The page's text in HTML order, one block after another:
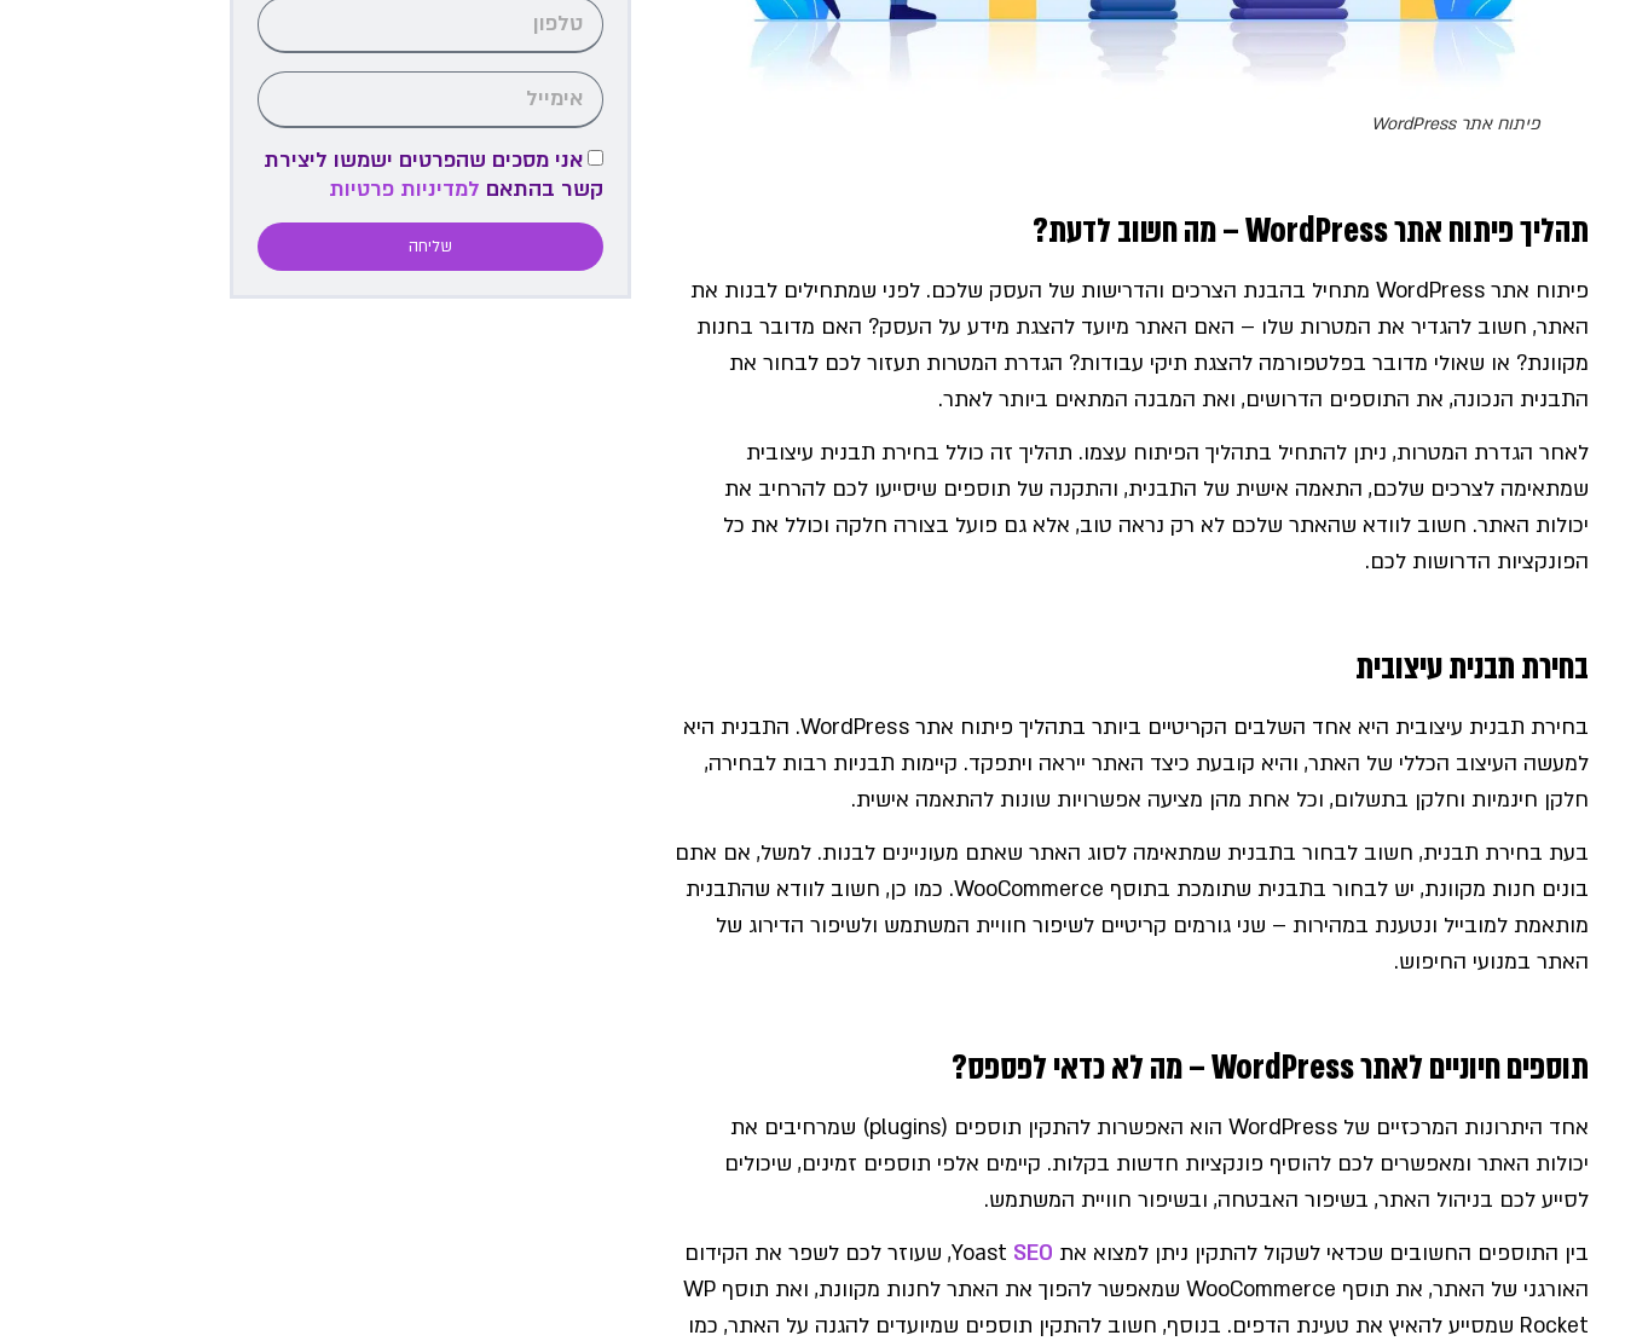
פיתוח אתר WordPress
תהליך פיתוח אתר WordPress – מה חשוב לדעת?
פיתוח אתר WordPress מתחיל בהבנת הצרכים והדרישות של העסק שלכם. לפני שמתחילים לבנות את
האתר, חשוב להגדיר את המטרות שלו – האם האתר מיועד להצגת מידע על העסק? האם מדובר בחנות
מקוונת? או שאולי מדובר בפלטפורמה להצגת תיקי עבודות? הגדרת המטרות תעזור לכם לבחור את
התבנית הנכונה, את התוספים הדרושים, ואת המבנה המתאים ביותר לאתר.
לאחר הגדרת המטרות, ניתן להתחיל בתהליך הפיתוח עצמו. תהליך זה כולל בחירת תבנית עיצובית
שמתאימה לצרכים שלכם, התאמה אישית של התבנית, והתקנה של תוספים שיסייעו לכם להרחיב את
יכולות האתר. חשוב לוודא שהאתר שלכם לא רק נראה טוב, אלא גם פועל בצורה חלקה וכולל את כל
הפונקציות הדרושות לכם.
בחירת תבנית עיצובית
בחירת תבנית עיצובית היא אחד השלבים הקריטיים ביותר בתהליך פיתוח אתר WordPress. התבנית היא
למעשה העיצוב הכללי של האתר, והיא קובעת כיצד האתר ייראה ויתפקד. קיימות תבניות רבות לבחירה,
חלקן חינמיות וחלקן בתשלום, וכל אחת מהן מציעה אפשרויות שונות להתאמה אישית.
בעת בחירת תבנית, חשוב לבחור בתבנית שמתאימה לסוג האתר שאתם מעוניינים לבנות. למשל, אם אתם
בונים חנות מקוונת, יש לבחור בתבנית שתומכת בתוסף WooCommerce. כמו כן, חשוב לוודא שהתבנית
מותאמת למובייל ונטענת במהירות – שני גורמים קריטיים לשיפור חוויית המשתמש ולשיפור הדירוג של
האתר במנועי החיפוש.
תוספים חיוניים לאתר WordPress – מה לא כדאי לפספס?
אחד היתרונות המרכזיים של WordPress הוא האפשרות להתקין תוספים (plugins) שמרחיבים את
יכולות האתר ומאפשרים לכם להוסיף פונקציות חדשות בקלות. קיימים אלפי תוספים זמינים, שיכולים
לסייע לכם בניהול האתר, בשיפור האבטחה, ובשיפור חוויית המשתמש.
בין התוספים החשובים שכדאי לשקול להתקין ניתן למצוא את Yoast SEO
, שעוזר לכם לשפר את הקידום
האורגני של האתר, את תוסף WooCommerce שמאפשר להפוך את האתר לחנות מקוונת, ואת תוסף WP
Rocket שמסייע להאיץ את טעינת הדפים. בנוסף, חשוב להתקין תוספים שמיועדים להגנה על האתר, כמו
אני מסכים שהפרטים ישמשו ליצירת
קשר בהתאם למדיניות פרטיות
שליחה